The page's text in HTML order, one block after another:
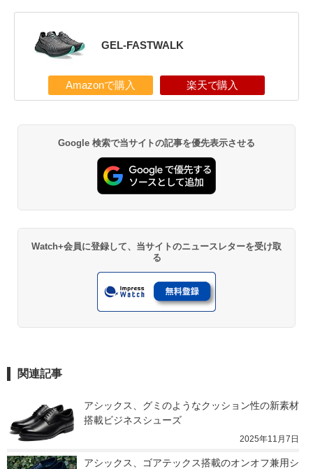
GEL-FASTWALK
Amazonで購入 楽天で購入
Google 検索で当サイトの記事を優先表示させる
Watch+会員に登録して、当サイトのニュースレターを受け取
る
関連記事
アシックス、グミのようなクッション性の新素材
搭載ビジネスシューズ
2025年11月7日
アシックス、ゴアテックス搭載のオンオフ兼用シ